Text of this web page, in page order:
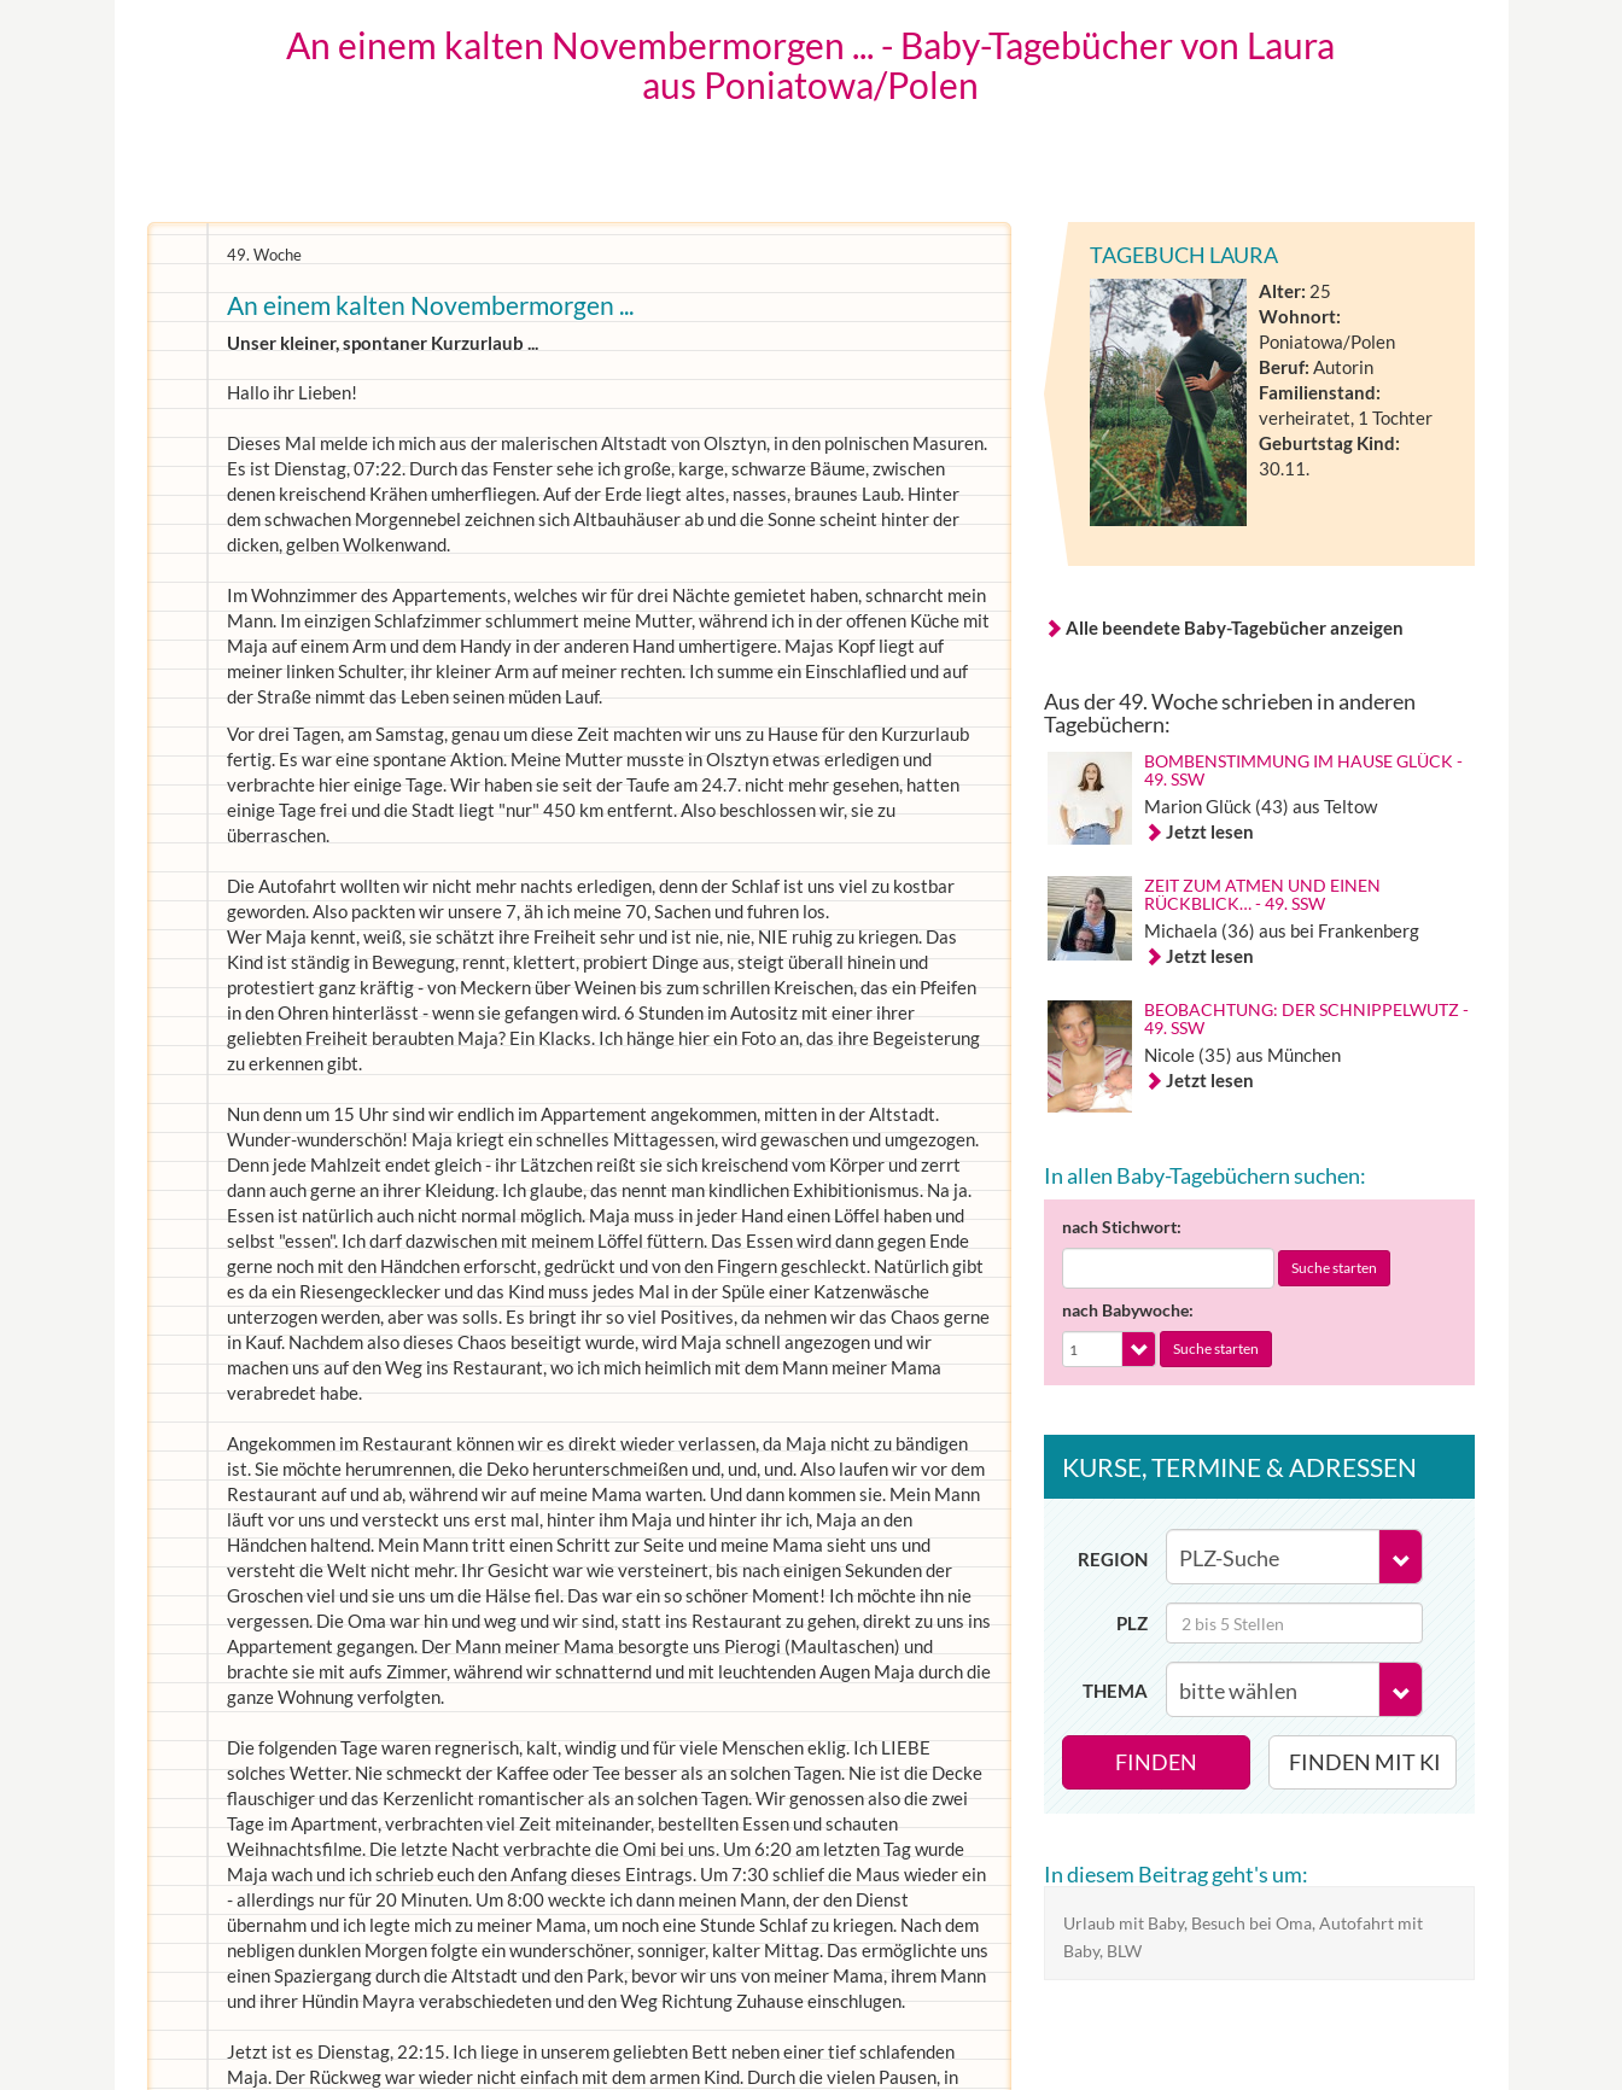
An einem kalten Novembermorgen ... - Baby-Tagebücher von Laura
aus Poniatowa/Polen
49. Woche
An einem kalten Novembermorgen ...
Unser kleiner, spontaner Kurzurlaub ...
Hallo ihr Lieben!
Dieses Mal melde ich mich aus der malerischen Altstadt von Olsztyn, in den polnischen Masuren.
Es ist Dienstag, 07:22. Durch das Fenster sehe ich große, karge, schwarze Bäume, zwischen
denen kreischend Krähen umherfliegen. Auf der Erde liegt altes, nasses, braunes Laub. Hinter
dem schwachen Morgennebel zeichnen sich Altbauhäuser ab und die Sonne scheint hinter der
dicken, gelben Wolkenwand.
Im Wohnzimmer des Appartements, welches wir für drei Nächte gemietet haben, schnarcht mein
Mann. Im einzigen Schlafzimmer schlummert meine Mutter, während ich in der offenen Küche mit
Maja auf einem Arm und dem Handy in der anderen Hand umhertigere. Majas Kopf liegt auf
meiner linken Schulter, ihr kleiner Arm auf meiner rechten. Ich summe ein Einschlaflied und auf
der Straße nimmt das Leben seinen müden Lauf.
Vor drei Tagen, am Samstag, genau um diese Zeit machten wir uns zu Hause für den Kurzurlaub
fertig. Es war eine spontane Aktion. Meine Mutter musste in Olsztyn etwas erledigen und
verbrachte hier einige Tage. Wir haben sie seit der Taufe am 24.7. nicht mehr gesehen, hatten
einige Tage frei und die Stadt liegt "nur" 450 km entfernt. Also beschlossen wir, sie zu
überraschen.
Die Autofahrt wollten wir nicht mehr nachts erledigen, denn der Schlaf ist uns viel zu kostbar
geworden. Also packten wir unsere 7, äh ich meine 70, Sachen und fuhren los.
Wer Maja kennt, weiß, sie schätzt ihre Freiheit sehr und ist nie, nie, NIE ruhig zu kriegen. Das
Kind ist ständig in Bewegung, rennt, klettert, probiert Dinge aus, steigt überall hinein und
protestiert ganz kräftig - von Meckern über Weinen bis zum schrillen Kreischen, das ein Pfeifen
in den Ohren hinterlässt - wenn sie gefangen wird. 6 Stunden im Autositz mit einer ihrer
geliebten Freiheit beraubten Maja? Ein Klacks. Ich hänge hier ein Foto an, das ihre Begeisterung
zu erkennen gibt.
Nun denn um 15 Uhr sind wir endlich im Appartement angekommen, mitten in der Altstadt.
Wunder-wunderschön! Maja kriegt ein schnelles Mittagessen, wird gewaschen und umgezogen.
Denn jede Mahlzeit endet gleich - ihr Lätzchen reißt sie sich kreischend vom Körper und zerrt
dann auch gerne an ihrer Kleidung. Ich glaube, das nennt man kindlichen Exhibitionismus. Na ja.
Essen ist natürlich auch nicht normal möglich. Maja muss in jeder Hand einen Löffel haben und
selbst "essen". Ich darf dazwischen mit meinem Löffel füttern. Das Essen wird dann gegen Ende
gerne noch mit den Händchen erforscht, gedrückt und von den Fingern geschleckt. Natürlich gibt
es da ein Riesengecklecker und das Kind muss jedes Mal in der Spüle einer Katzenwäsche
unterzogen werden, aber was solls. Es bringt ihr so viel Positives, da nehmen wir das Chaos gerne
in Kauf. Nachdem also dieses Chaos beseitigt wurde, wird Maja schnell angezogen und wir
machen uns auf den Weg ins Restaurant, wo ich mich heimlich mit dem Mann meiner Mama
verabredet habe.
Angekommen im Restaurant können wir es direkt wieder verlassen, da Maja nicht zu bändigen
ist. Sie möchte herumrennen, die Deko herunterschmeißen und, und, und. Also laufen wir vor dem
Restaurant auf und ab, während wir auf meine Mama warten. Und dann kommen sie. Mein Mann
läuft vor uns und versteckt uns erst mal, hinter ihm Maja und hinter ihr ich, Maja an den
Händchen haltend. Mein Mann tritt einen Schritt zur Seite und meine Mama sieht uns und
versteht die Welt nicht mehr. Ihr Gesicht war wie versteinert, bis nach einigen Sekunden der
Groschen viel und sie uns um die Hälse fiel. Das war ein so schöner Moment! Ich möchte ihn nie
vergessen. Die Oma war hin und weg und wir sind, statt ins Restaurant zu gehen, direkt zu uns ins
Appartement gegangen. Der Mann meiner Mama besorgte uns Pierogi (Maultaschen) und
brachte sie mit aufs Zimmer, während wir schnatternd und mit leuchtenden Augen Maja durch die
ganze Wohnung verfolgten.
Die folgenden Tage waren regnerisch, kalt, windig und für viele Menschen eklig. Ich LIEBE
solches Wetter. Nie schmeckt der Kaffee oder Tee besser als an solchen Tagen. Nie ist die Decke
flauschiger und das Kerzenlicht romantischer als an solchen Tagen. Wir genossen also die zwei
Tage im Apartment, verbrachten viel Zeit miteinander, bestellten Essen und schauten
Weihnachtsfilme. Die letzte Nacht verbrachte die Omi bei uns. Um 6:20 am letzten Tag wurde
Maja wach und ich schrieb euch den Anfang dieses Eintrags. Um 7:30 schlief die Maus wieder ein
- allerdings nur für 20 Minuten. Um 8:00 weckte ich dann meinen Mann, der den Dienst
übernahm und ich legte mich zu meiner Mama, um noch eine Stunde Schlaf zu kriegen. Nach dem
nebligen dunklen Morgen folgte ein wunderschöner, sonniger, kalter Mittag. Das ermöglichte uns
einen Spaziergang durch die Altstadt und den Park, bevor wir uns von meiner Mama, ihrem Mann
und ihrer Hündin Mayra verabschiedeten und den Weg Richtung Zuhause einschlugen.
Jetzt ist es Dienstag, 22:15. Ich liege in unserem geliebten Bett neben einer tief schlafenden
Maja. Der Rückweg war wieder nicht einfach mit dem armen Kind. Durch die vielen Pausen, in
TAGEBUCH LAURA
Alter: 25
Wohnort:
Poniatowa/Polen
Beruf: Autorin
Familienstand:
verheiratet, 1 Tochter
Geburtstag Kind:
30.11.
Alle beendete Baby-Tagebücher anzeigen
Aus der 49. Woche schrieben in anderen
Tagebüchern:
BOMBENSTIMMUNG IM HAUSE GLÜCK -
49. SSW
Marion Glück (43) aus Teltow
Jetzt lesen
ZEIT ZUM ATMEN UND EINEN
RÜCKBLICK… - 49. SSW
Michaela (36) aus bei Frankenberg
Jetzt lesen
BEOBACHTUNG: DER SCHNIPPELWUTZ -
49. SSW
Nicole (35) aus München
Jetzt lesen
In allen Baby-Tagebüchern suchen:
nach Stichwort:
Suche starten
nach Babywoche:
Suche starten
KURSE, TERMINE & ADRESSEN
REGION
PLZ
THEMA
FINDEN FINDEN MIT KI
In diesem Beitrag geht's um:
Urlaub mit Baby, Besuch bei Oma, Autofahrt mit
Baby, BLW